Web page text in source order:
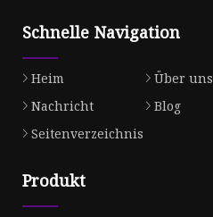
Schnelle Navigation
Heim Über uns
Nachricht
Blog
Seitenverzeichnis
Produkt